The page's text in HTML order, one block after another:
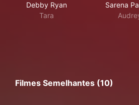
Debby Ryan
Tara
Sarena
Filmes Semelhantes (10)